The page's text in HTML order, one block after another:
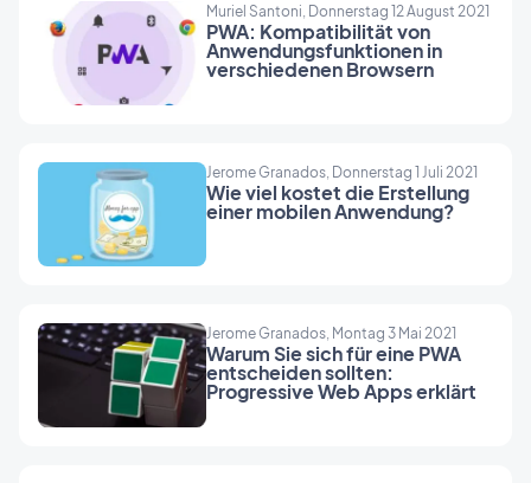
Muriel Santoni, Donnerstag 12 August 2021
PWA: Kompatibilität von
Anwendungsfunktionen in
verschiedenen Browsern
Jerome Granados, Donnerstag 1 Juli 2021
Wie viel kostet die Erstellung
einer mobilen Anwendung?
Jerome Granados, Montag 3 Mai 2021
Warum Sie sich für eine PWA
entscheiden sollten:
Progressive Web Apps erklärt